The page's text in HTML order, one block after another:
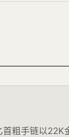
粗手链以